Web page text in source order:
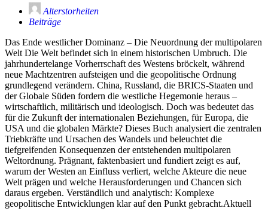
Alterstorheiten
Beiträge
Das Ende westlicher Dominanz – Die Neuordnung der multipolaren
Welt Die Welt befindet sich in einem historischen Umbruch. Die
jahrhundertelange Vorherrschaft des Westens bröckelt, während
neue Machtzentren aufsteigen und die geopolitische Ordnung
grundlegend verändern. China, Russland, die BRICS-Staaten und
der Globale Süden fordern die westliche Hegemonie heraus –
wirtschaftlich, militärisch und ideologisch. Doch was bedeutet das
für die Zukunft der internationalen Beziehungen, für Europa, die
USA und die globalen Märkte? Dieses Buch analysiert die zentralen
Triebkräfte und Ursachen des Wandels und beleuchtet die
tiefgreifenden Konsequenzen der entstehenden multipolaren
Weltordnung. Prägnant, faktenbasiert und fundiert zeigt es auf,
warum der Westen an Einfluss verliert, welche Akteure die neue
Welt prägen und welche Herausforderungen und Chancen sich
daraus ergeben. Verständlich und analytisch: Komplexe
geopolitische Entwicklungen klar auf den Punkt gebracht.Aktuell